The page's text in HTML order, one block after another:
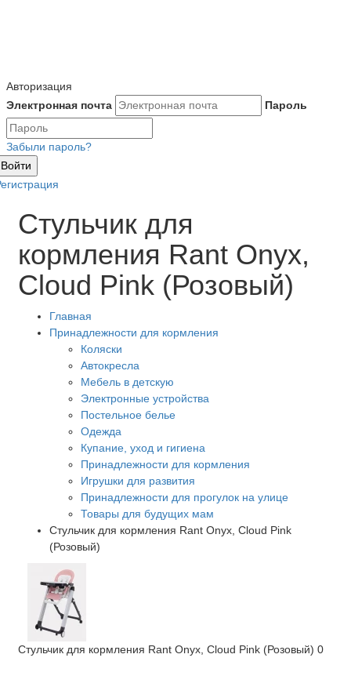
Авторизация
Электронная почта
Пароль
Забыли пароль?
Войти
Стульчик для
кормления Rant Onyx,
Cloud Pink (Розовый)
Главная
Принадлежности для кормления
Коляски
Автокресла
Мебель в детскую
Электронные устройства
Постельное белье
Одежда
Купание, уход и гигиена
Принадлежности для кормления
Игрушки для развития
Принадлежности для прогулок на улице
Товары для будущих мам
Стульчик для кормления Rant Onyx, Cloud Pink
(Розовый)
Стульчик для кормления Rant Onyx, Cloud Pink (Розовый) 0